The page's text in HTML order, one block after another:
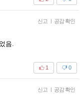
신고 | 공감 확인
음.
0
1
신고 | 공감 확인